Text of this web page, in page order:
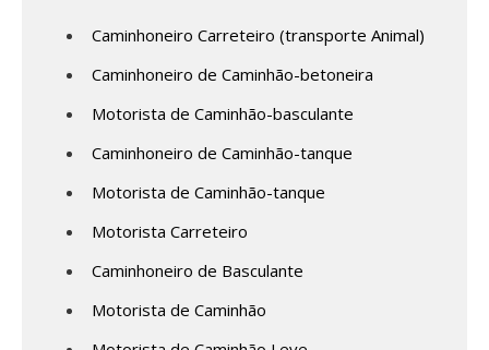
Caminhoneiro Carreteiro (transporte Animal)
Caminhoneiro de Caminhão-betoneira
Motorista de Caminhão-basculante
Caminhoneiro de Caminhão-tanque
Motorista de Caminhão-tanque
Motorista Carreteiro
Caminhoneiro de Basculante
Motorista de Caminhão